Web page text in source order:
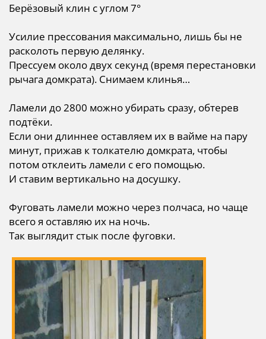
Берёзовый клин с углом 7°
Усилие прессования максимально, лишь бы не
расколоть первую делянку.
Прессуем около двух секунд (время перестановки
рычага домкрата). Снимаем клинья…
Ламели до 2800 можно убирать сразу, обтерев
подтёки.
Если они длиннее оставляем их в вайме на пару
минут, прижав к толкателю домкрата, чтобы
потом отклеить ламели с его помощью.
И ставим вертикально на досушку.
Фуговать ламели можно через полчаса, но чаще
всего я оставляю их на ночь.
Так выглядит стык после фуговки.